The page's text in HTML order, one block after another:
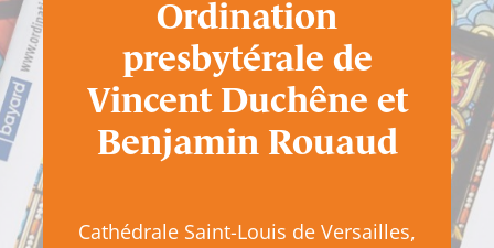
Ordination
presbytérale de
Vincent Duchêne et
Benjamin Rouaud
Cathédrale Saint-Louis de Versailles,